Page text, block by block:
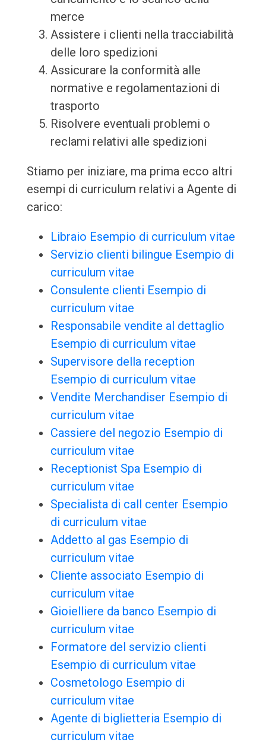
merce
Assistere i clienti nella tracciabilità
delle loro spedizioni
Assicurare la conformità alle
normative e regolamentazioni di
trasporto
Risolvere eventuali problemi o
reclami relativi alle spedizioni
Stiamo per iniziare, ma prima ecco altri
esempi di curriculum relativi a Agente di
carico:
Libraio Esempio di curriculum vitae
Servizio clienti bilingue Esempio di
curriculum vitae
Consulente clienti Esempio di
curriculum vitae
Responsabile vendite al dettaglio
Esempio di curriculum vitae
Supervisore della reception
Esempio di curriculum vitae
Vendite Merchandiser Esempio di
curriculum vitae
Cassiere del negozio Esempio di
curriculum vitae
Receptionist Spa Esempio di
curriculum vitae
Specialista di call center Esempio
di curriculum vitae
Addetto al gas Esempio di
curriculum vitae
Cliente associato Esempio di
curriculum vitae
Gioielliere da banco Esempio di
curriculum vitae
Formatore del servizio clienti
Esempio di curriculum vitae
Cosmetologo Esempio di
curriculum vitae
Agente di biglietteria Esempio di
curriculum vitae